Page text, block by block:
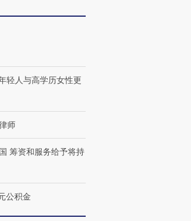
称为“蟑螂”的印
视线｜“入侵”还是“人道危
生活方式·第三对
轻人与高学历女性更
师
筹资和服务给予将持
公积金